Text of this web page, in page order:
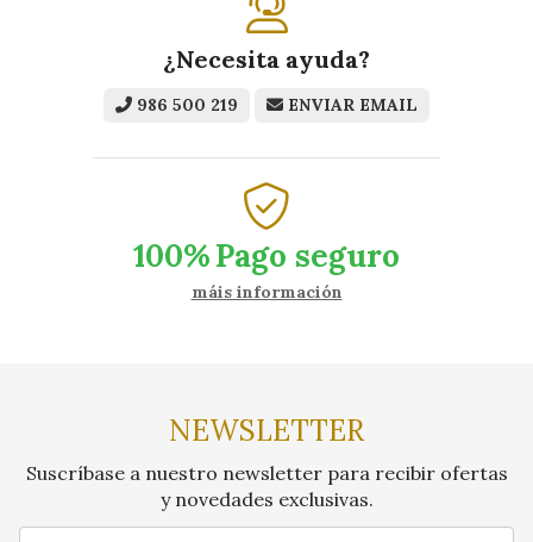
¿Necesita ayuda?
986 500 219 ENVIAR EMAIL
100%Pago seguro
máis información
NEWSLETTER
Suscríbase a nuestro newsletter para recibir ofertas
y novedades exclusivas.